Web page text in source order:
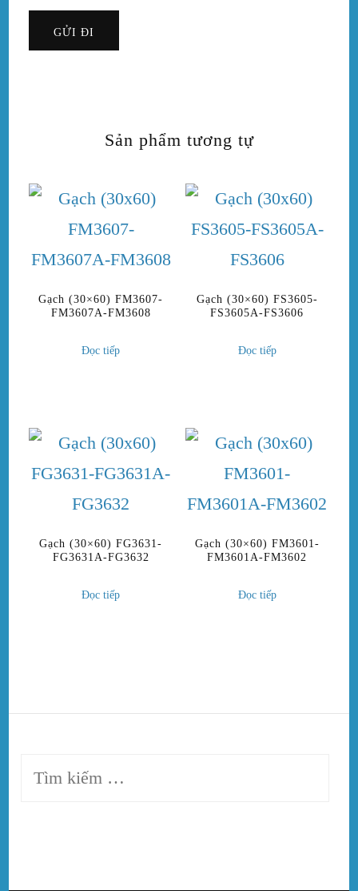
Sản phẩm tương tự
Gạch (30×60) FM3607-
FM3607A-FM3608
Đọc tiếp
Gạch (30×60) FS3605-
FS3605A-FS3606
Đọc tiếp
Gạch (30×60) FG3631-
FG3631A-FG3632
Đọc tiếp
Gạch (30×60) FM3601-
FM3601A-FM3602
Đọc tiếp
Tìm